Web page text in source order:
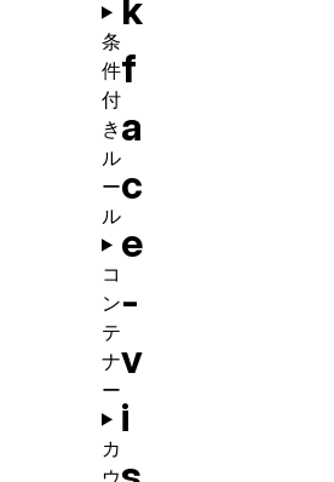
k
f
a
c
e
-
v
i
条
件
付
き
ル
ー
ル
コ
ン
テ
ナ
ー
カ
ウ